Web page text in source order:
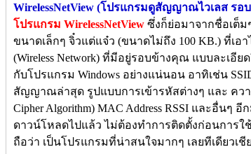
WirelessNetView (โปรแกรมดูสัญญาณไวเลส รอ
โปรแกรม WirelessNetView ซึ่งก็ย่อมาจากชื่อเต็ม
ขนาดเล็กๆ จิ๋วแต่แจ๋ว (ขนาดไม่ถึง 100 KB.) ที่เอ
(Wireless Network) ที่มีอยู่รอบข้างคุณ แบบละเ
กับโปรแกรม Windows อย่างแน่นอน อาทิเช่น
สัญญาณล่าสุด รูปแบบการเข้ารหัสต่างๆ และ ควา
Cipher Algorithm) MAC Address RSSI และอื่น
ดาวน์โหลดไปแล้ว ไม่ต้องทำการติดตั้งก่อนการใ
ถือว่า เป็นโปรแกรมที่น่าสนใจมากๆ เลยทีเดียวเชี